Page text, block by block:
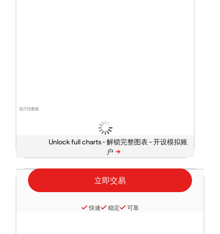
指示性數據
Unlock full charts -
快速 稳定 可靠